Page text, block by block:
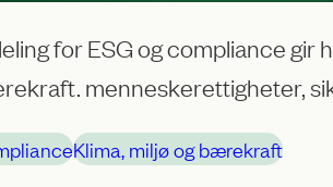
for ESG og compliance
menneskerettigheter,
Klima, miljø og bærekraft